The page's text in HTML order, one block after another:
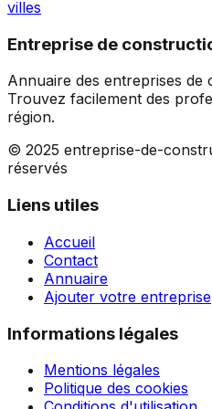
villes
Entreprise de
Annuaire des entreprises de
Trouvez facilement des
région.
© 2025 entreprise-de-
réservés
Liens utiles
Accueil
Contact
Annuaire
Ajouter votre entreprise
Informations légales
Mentions légales
Politique des cookies